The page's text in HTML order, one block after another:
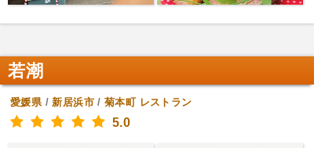
若潮
愛媛県/新居浜市/菊本町 レストラン
5.0